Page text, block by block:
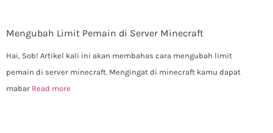
Mengubah Limit Pemain di Server Minecraft
Hai, Sob! Artikel kali ini akan membahas cara mengubah limit
pemain di server minecraft. Mengingat di minecraft kamu dapat
mabar Read more